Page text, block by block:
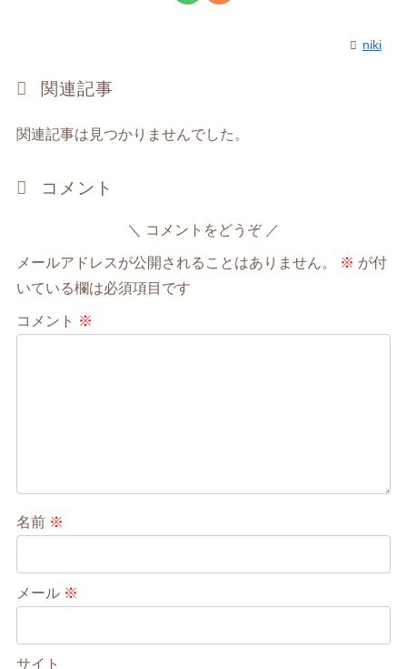
niki
関連記事
関連記事は見つかりませんでした。
コメント
コメントをどうぞ
メールアドレスが公開されることはありません。 ※ が付
いている欄は必須項目です
コメント ※
名前 ※
メール ※
サイト